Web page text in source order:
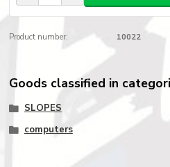
Product number: 10022
Goods classified in
SLOPES
computers